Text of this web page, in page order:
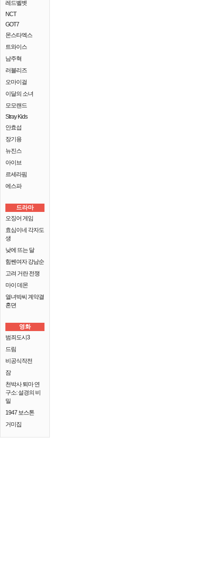
레드벨벳
NCT
GOT7
몬스타엑스
트와이스
남주혁
러블리즈
오마이걸
이달의 소녀
모모랜드
Stray Kids
안효섭
장기용
뉴진스
아이브
르세라핌
에스파
드라마
오징어 게임
효심이네 각자도
생
낮에 뜨는 달
힘쎈여자 강남순
고려 거란 전쟁
마이 데몬
열녀박씨 계약결
혼뎐
영화
범죄도시3
드림
비공식작전
잠
천박사 퇴마 연
구소: 설경의 비
밀
1947 보스톤
거미집